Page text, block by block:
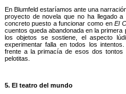
En Blumfeld estaríamos ante una
proyecto de novela que no ha llegado
concreto puesto a funcionar como enEl
cuentos queda abandonada en la
los objetos se sostiene, el aspecto
experimentar falla en todos los
frente a la primacía de esos dos
pelotitas.
5. El teatro del mundo